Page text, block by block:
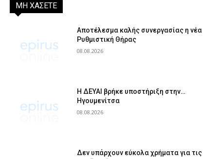
ΜΗ ΧΑΣΕΤΕ
Αποτέλεσμα καλής συνεργασίας η νέα
Ρυθμιστική Θήρας
08.08.2026
Η ΔΕΥΑΙ βρήκε υποστήριξη στην…
Ηγουμενίτσα
08.08.2026
Δεν υπάρχουν εύκολα χρήματα για τις